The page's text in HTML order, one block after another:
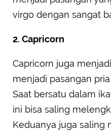
virgo dengan sangat
2. Capricorn
Capricorn juga
menjadi pasangan
Saat bersatu dalam
ini bisa saling
Keduanya juga saling